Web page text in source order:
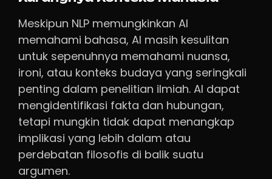
Meskipun NLP memungkinkan AI
memahami bahasa, AI masih kesulitan
untuk sepenuhnya memahami nuansa,
ironi, atau konteks budaya yang seringkali
penting dalam penelitian ilmiah. AI dapat
mengidentifikasi fakta dan hubungan,
tetapi mungkin tidak dapat menangkap
implikasi yang lebih dalam atau
perdebatan filosofis di balik suatu
argumen.